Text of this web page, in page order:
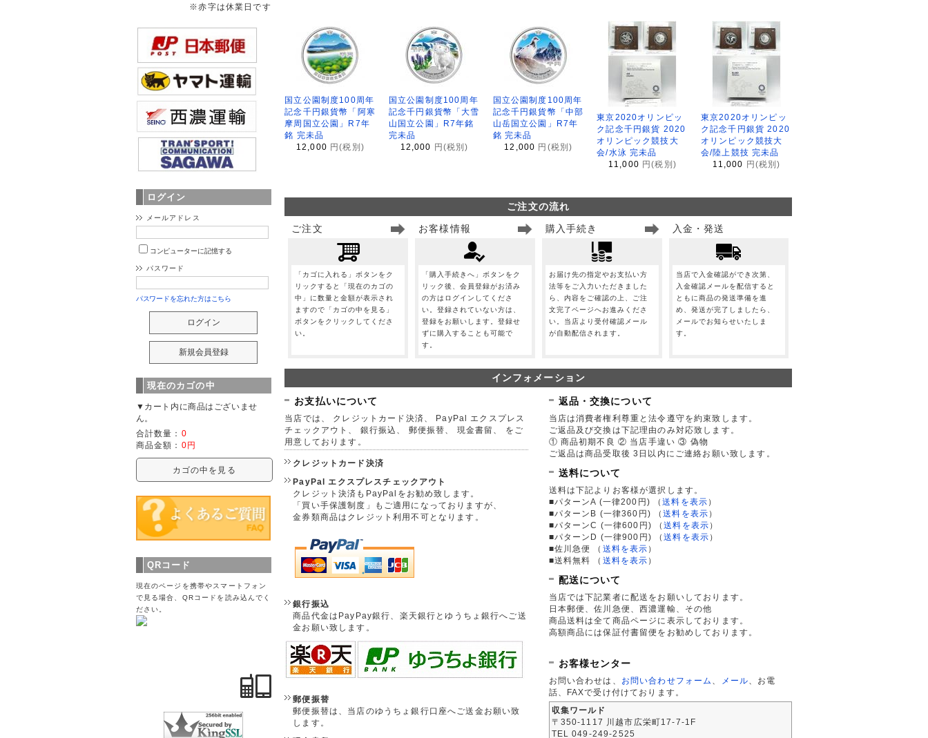
国立公園制度100周年
記念千円銀貨幣「阿寒
摩周国立公園」R7年
銘 完未品
12,000 円(税別)
国立公園制度100周年
記念千円銀貨幣「大雪
山国立公園」R7年銘
完未品
12,000 円(税別)
国立公園制度100周年
記念千円銀貨幣「中部
山岳国立公園」R7年
銘 完未品
12,000 円(税別)
東京2020オリンピッ
ク記念千円銀貨 2020
オリンピック競技大
会/水泳 完未品
11,000 円(税別)
東京2020オリンピッ
ク記念千円銀貨 2020
オリンピック競技大
会/陸上競技 完未品
11,000 円(税別)
ご注文の流れ
ご注文
「カゴに入れる」ボタンをク
リックすると「現在のカゴの
中」に数量と金額が表示され
ますので「カゴの中を見る」
ボタンをクリックしてくださ
い。
お客様情報
「購入手続きへ」ボタンをク
リック後、会員登録がお済み
の方はログインしてくださ
い。登録されていない方は、
登録をお願いします。登録せ
ずに購入することも可能で
す。
購入手続き
お届け先の指定やお支払い方
法等をご入力いただきました
ら、内容をご確認の上、ご注
文完了ページへお進みくださ
い。当店より受付確認メール
が自動配信されます。
入金・発送
当店で入金確認ができ次第、
入金確認メールを配信すると
ともに商品の発送準備を進
め、発送が完了しましたら、
メールでお知らせいたしま
す。
インフォメーション
お支払いについて
当店では、 クレジットカード決済、 PayPal エクスプレス
チェックアウト、 銀行振込、 郵便振替、 現金書留、 をご
用意しております。
クレジットカード決済
PayPal エクスプレスチェックアウト
クレジット決済もPayPalをお勧め致します。
「買い手保護制度」もご適用になっておりますが、
金券類商品はクレジット利用不可となります。
銀行振込
商品代金はPayPay銀行、楽天銀行とゆうちょ銀行へご送
金お願い致します。
郵便振替
郵便振替は、当店のゆうちょ銀行口座へご送金お願い致
します。
返品・交換について
当店は消費者権利尊重と法令遵守を約束致します。
ご返品及び交換は下記理由のみ対応致します。
① 商品初期不良 ② 当店手違い ③ 偽物
ご返品は商品受取後 3日以内にご連絡お願い致します。
送料について
送料は下記よりお客様が選択します。
■パターンA (一律200円)
（送料を表示 ）
■パターンB (一律360円)
（送料を表示 ）
■パターンC (一律600円)
（送料を表示 ）
■パターンD (一律900円)
（送料を表示 ）
■佐川急便
（ 送料を表示 ）
■送料無料
（ 送料を表示 ）
配送について
当店では下記業者に配送をお願いしております。
日本郵便、佐川急便、西濃運輸、その他
商品送料は全て商品ページに表示しております。
高額商品には保証付書留便をお勧めしております。
お客様センター
お問い合わせは、 お問い合わせフォーム メール 、お電
話、FAXで受け付けております。
収集ワールド
〒350-1117 川越市広栄町17-7-1F
TEL 049-249-2525
※赤字は休業日です
ログイン
メールアドレス
コンピューターに記憶する
パスワード
パスワードを忘れた方はこちら
現在のカゴの中
▼カート内に商品はございませ
ん。
合計数量： 0
商品金額： 0円
カゴの中を見る
QRコード
現在のページを携帯やスマートフォン
で見る場合、QRコードを読み込んでく
ださい。